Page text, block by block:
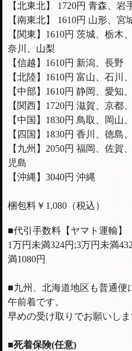
【北東北】 1720円 青森、岩
【南東北】 1610円 山形、宮
【関東】1610円 茨城、栃木
奈川、山梨
【信越】 1610円 新潟、長野
【北陸】 1610円 富山、石川
【中部】 1610円 静岡、愛知
【関西】1720円 滋賀、京都
【中国】1830円 鳥取、岡山
【四国】1830円 香川、徳島
【九州】2050円 福岡、佐
児島
【沖縄】3040円 沖縄
梱包料￥1,080（税込）
■代引手数料【ヤマト運輸】
1万円未満324円;3万円未満
満1080円
■九州、北海道地区も普通便
午前着です。
早めの受け取りでお願いしま
■死着保険(任意)